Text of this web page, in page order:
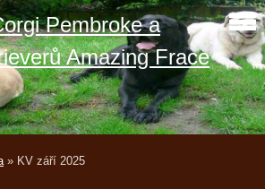
Pembroke a
Amazing Frace
» KV září 2025